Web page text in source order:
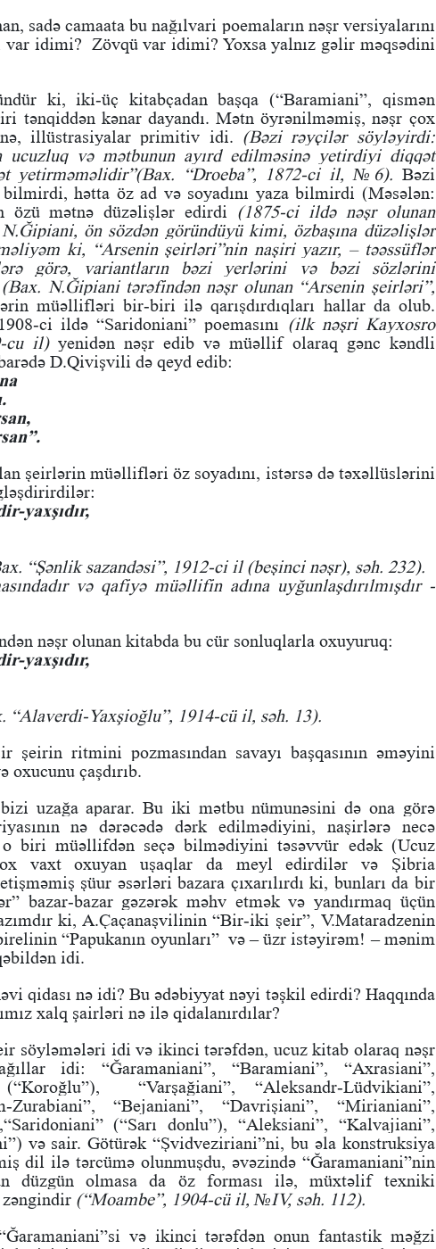
sadə camaata bu nağılvari poemaların nəşr versiyalarını
var idimi? Zövqü var idimi? Yoxsa yalnız gəlir məqsədini
ki, iki-üç kitabçadan başqa (“Baramiani”, qismən
tənqiddən kənar dayandı. Mətn öyrənilməmiş, nəşr çox
illüstrasiyalar primitiv idi. (Bəzi rəyçilər söyləyirdi:
ucuzluq və mətbunun ayırd edilməsinə yetirdiyi diqqət
yetirməməlidir”(Bax. “Droeba”, 1872-ci il, №6). Bəzi
hətta öz ad və soyadını yaza bilmirdi (Məsələn:
özü mətnə düzəlişlər edirdi (1875-ci ildə nəşr olunan
ön sözdən göründüyü kimi, özbaşına düzəlişlər
ki, “Arsenin şeirləri”nin naşiri yazır, – təəssüflər
görə, variantların bəzi yerlərini və bəzi sözlərini
N.Ğipiani tərəfindən nəşr olunan “Arsenin şeirləri”,
müəllifləri bir-biri ilə qarışdırdıqları hallar da olub.
ci ildə “Saridoniani” poemasını (ilk nəşri Kayxosro
cu il)yenidən nəşr edib və müəllif olaraq gənc kəndli
D.Qivişvili də qeyd edib:
şeirlərin müəllifləri öz soyadını, istərsə də təxəllüslərini
yaxşıdır,
“Şənlik sazandəsi”, 1912-ci il (beşinci nəşr), səh. 232).
və qafiyə müəllifin adına uyğunlaşdırılmışdır -
nəşr olunan kitabda bu cür sonluqlarla oxuyuruq:
yaxşıdır,
“Alaverdi-Yaxşioğlu”, 1914-cü il, səh. 13).
şeirin ritmini pozmasından savayı başqasının əməyini
çaşdırıb.
uzağa aparar. Bu iki mətbu nümunəsini də ona görə
nə dərəcədə dərk edilmədiyini, naşirlərə necə
biri müəllifdən seçə bilmədiyini təsəvvür edək (Ucuz
vaxt oxuyan uşaqlar da meyl edirdilər və Şibria
şüur əsərləri bazara çıxarılırdı ki, bunları da bir
bazar-bazar gəzərək məhv etmək və yandırmaq üçün
ki, A.Çaçanaşvilinin “Bir-iki şeir”, V.Mataradzenin
“Papukanın oyunları” və – üzr istəyirəm! – mənim
idi.
qidası nə idi? Bu ədəbiyyat nəyi təşkil edirdi? Haqqında
xalq şairləri nə ilə qidalanırdılar?
söyləmələri idi və ikinci tərəfdən, ucuz kitab olaraq nəşr
idi: “Ğaramaniani”, “Baramiani”, “Axrasiani”,
“Varşağiani”, “Aleksandr-Lüdvikiani”,
Zurabiani”, “Bejaniani”, “Davrişiani”, “Mirianiani”,
(“Sarı donlu”), “Aleksiani”, “Kalvajiani”,
və sair. Götürək “Şvidveziriani”ni, bu əla konstruksiya
dil ilə tərcümə olunmuşdu, əvəzində “Ğaramaniani”nin
düzgün olmasa da öz forması ilə, müxtəlif texniki
(“Moambe”, 1904-cü il, №IV, səh. 112).
və ikinci tərəfdən onun fantastik məğzi